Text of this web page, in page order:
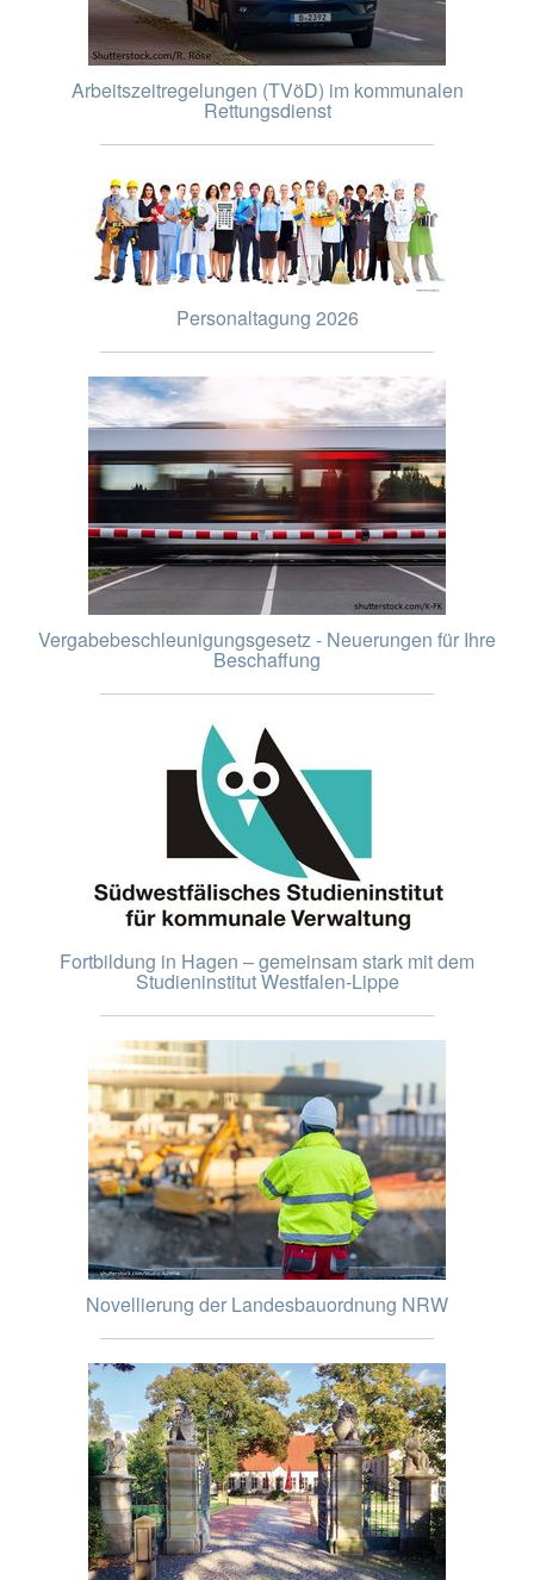
Arbeitszeitregelungen (TVöD) im kommunalen
Rettungsdienst
Personaltagung 2026
Vergabebeschleunigungsgesetz - Neuerungen für Ihre
Beschaffung
Fortbildung in Hagen – gemeinsam stark mit dem
Studieninstitut Westfalen-Lippe
Novellierung der Landesbauordnung NRW